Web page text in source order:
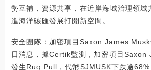
勢互補，資源共享，在近岸海域治理領域
進海洋碳匯發展打開新空間。
安全團隊：加密項目Saxon James
日消息，據Certik監測，加密項目Saxon
發生Rug Pull，代幣SJMUSK下跌逾